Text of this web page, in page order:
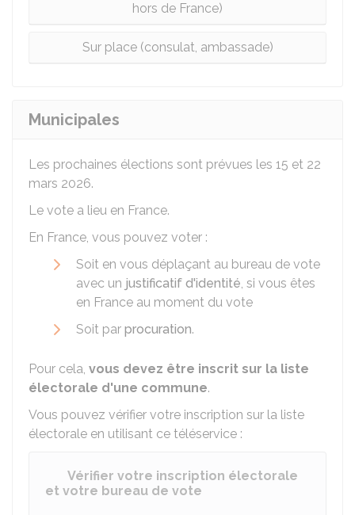
hors de France)
Sur place (consulat, ambassade)
Municipales
Les prochaines élections sont prévues les 15 et 22
mars 2026.
Le vote a lieu en France.
En France, vous pouvez voter :
Soit en vous déplaçant au bureau de vote
avec un justificatif d'identité, si vous êtes
en France au moment du vote
Soit par procuration.
Pour cela, vous devez être inscrit sur la liste
électorale d'une commune.
Vous pouvez vérifier votre inscription sur la liste
électorale en utilisant ce téléservice :
Vérifier votre inscription électorale
et votre bureau de vote